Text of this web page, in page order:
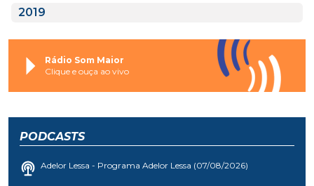
2019
Rádio Som Maior
Clique e ouça ao vivo
PODCASTS
Adelor Lessa - Programa Adelor Lessa (07/08/2026)